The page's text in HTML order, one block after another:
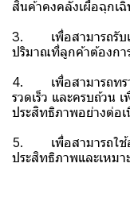
สินค้าคงคลังเผื่อฉุกเ
3. เพื่อสามารถรับแ
ปริมาณที่ลูกค้าต้องกา
4. เพื่อสามารถทรา
รวดเร็ว และครบถ้วน
ประสิทธิภาพอย่างต่อเ
5. เพื่อสามารถใช้อุ
ประสิทธิภาพและเหมา